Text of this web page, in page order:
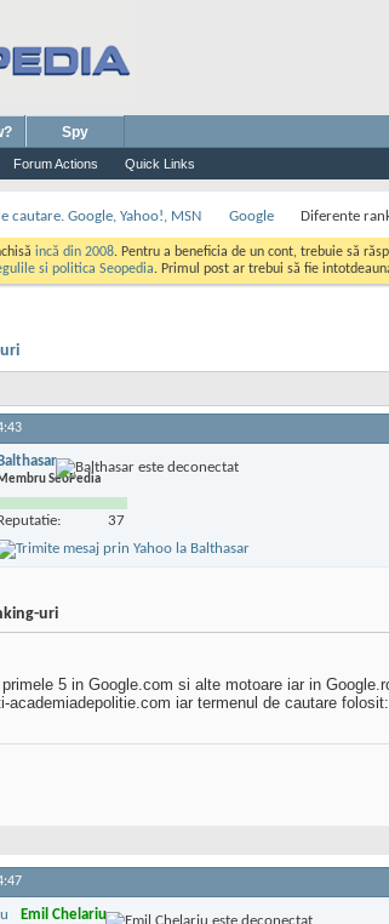
Forum Actions Quick Links
Spy
cautare. Google, Yahoo!, MSN Google Diferente
incă din 2008. Pentru a beneficia de un cont, trebuie să
si politica Seopedia. Primul post ar trebui să fie
Balthasar
Membru SeoPedia
37
uri
5 in Google.com si alte motoare iar in
academiadepolitie.com iar termenul de cautare
Emil Chelariu